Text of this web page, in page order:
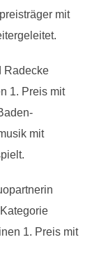
mit
Radecke
1. Preis mit
mit
1. Preis mit